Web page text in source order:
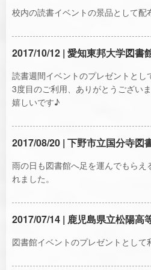
校内の読書イベントの景品として配
2017/10/12 | 愛知東邦大学図書
読書週間イベントのプレゼントとし
3度目のご利用、ありがとうござい
嬉しいです♪
2017/08/20 | 下野市立国分寺図
雨の日も図書館へ足を運んでもらえ
れました。
2017/07/14 | 鹿児島県立松陽高
図書館イベントのプレゼントとして